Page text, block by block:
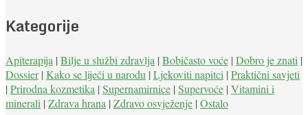
Kategorije
Apiterapija | Bilje u službi zdravlja | Bobičasto voće | Dobro je znati |
Dossier| Kako se liječi u narodu | Ljekoviti napitci | Praktični savjeti
| Prirodna kozmetika | Supernamirnice | Supervoće | Vitamini i
minerali | Zdrava hrana | Zdravo osvježenje | Ostalo